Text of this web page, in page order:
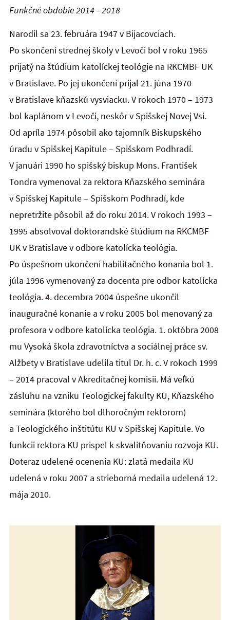
Funkčné obdobie 2014 – 2018
Narodil sa 23. februára 1947 v Bijacovciach.
Po skončení strednej školy v Levoči bol v roku 1965
prijatý na štúdium katolíckej teológie na RKCMBF UK
v Bratislave. Po jej ukončení prijal 21. júna 1970
v Bratislave kňazskú vysviacku. V rokoch 1970 – 1973
bol kaplánom v Levoči, neskôr v Spišskej Novej Vsi.
Od apríla 1974 pôsobil ako tajomník Biskupského
úradu v Spišskej Kapitule – Spišskom Podhradí.
V januári 1990 ho spišský biskup Mons. František
Tondra vymenoval za rektora Kňazského seminára
v Spišskej Kapitule – Spišskom Podhradí, kde
nepretržite pôsobil až do roku 2014. V rokoch 1993 –
1995 absolvoval doktorandské štúdium na RKCMBF
UK v Bratislave v odbore katolícka teológia.
Po úspešnom ukončení habilitačného konania bol 1.
júla 1996 vymenovaný za docenta pre odbor katolícka
teológia. 4. decembra 2004 úspešne ukončil
inauguračné konanie a v roku 2005 bol menovaný za
profesora v odbore katolícka teológia. 1. októbra 2008
mu Vysoká škola zdravotníctva a sociálnej práce sv.
Alžbety v Bratislave udelila titul Dr. h. c. V rokoch 1999
– 2014 pracoval v Akreditačnej komisii. Má veľkú
zásluhu na vzniku Teologickej fakulty KU, Kňazského
seminára (ktorého bol dlhoročným rektorom)
a Teologického inštitútu KU v Spišskej Kapitule. Vo
funkcii rektora KU prispel k skvalitňovaniu rozvoja KU.
Doteraz udelené ocenenia KU: zlatá medaila KU
udelená v roku 2007 a strieborná medaila udelená 12.
mája 2010.